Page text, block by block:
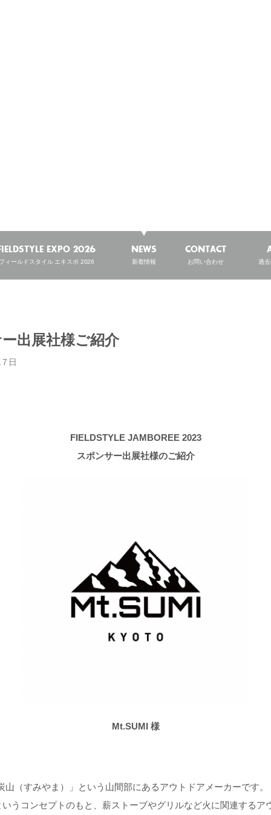
EXPO 2026
フィールドスタイル エキスポ 2026
NEWS
新着情報
CONTACT
お問い合わせ 過
出展社様ご紹介
日
FIELDSTYLE JAMBOREE 2023
スポンサー出展社様のご紹介
Mt.SUMI 様
山（すみやま）」という山間部にあるアウトドアメーカーです。
いうコンセプトのもと、薪ストーブやグリルなど火に関連するア